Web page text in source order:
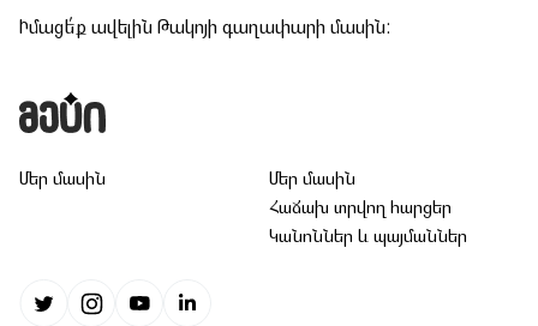
Իմացե՛ք ավելին Թակոյի գաղափարի մասին:
Մեր մասին
Մեր մասին
Հաճախ տրվող հարցեր
Կանոններ և պայմաններ